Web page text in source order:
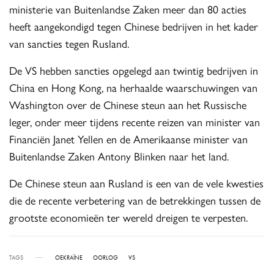
ministerie van Buitenlandse Zaken meer dan 80 acties
heeft aangekondigd tegen Chinese bedrijven in het kader
van sancties tegen Rusland.
De VS hebben sancties opgelegd aan twintig bedrijven in
China en Hong Kong, na herhaalde waarschuwingen van
Washington over de Chinese steun aan het Russische
leger, onder meer tijdens recente reizen van minister van
Financiën Janet Yellen en de Amerikaanse minister van
Buitenlandse Zaken Antony Blinken naar het land.
De Chinese steun aan Rusland is een van de vele kwesties
die de recente verbetering van de betrekkingen tussen de
grootste economieën ter wereld dreigen te verpesten.
TAGS OEKRAÏNE OORLOG VS